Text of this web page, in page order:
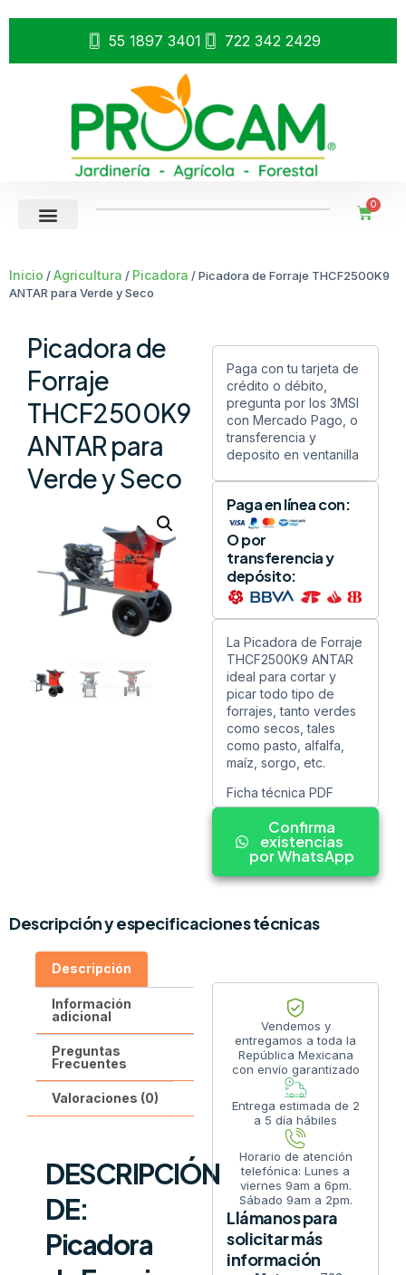
55 1897 3401 722 342 2429
0
Inicio /Agricultura / Picadora / Picadora de Forraje THCF2500K9
ANTAR para Verde y Seco
Picadora de
Forraje
THCF2500K9
ANTAR para
Verde y Seco
Paga con tu tarjeta de
crédito o débito,
pregunta por los 3MSI
con Mercado Pago, o
transferencia y
deposito en ventanilla
Paga en línea con:
O por
transferencia y
depósito:
La Picadora de Forraje
THCF2500K9 ANTAR
ideal para cortar y
picar todo tipo de
forrajes, tanto verdes
como secos, tales
como pasto, alfalfa,
maíz, sorgo, etc.
Ficha técnica PDF
Confirma
existencias
por WhatsApp
Descripción y especificaciones técnicas
Descripción
Información
adicional
Preguntas
Frecuentes
Valoraciones (0)
DESCRIPCIÓN
DE:
Picadora
Vendemos y
entregamos a toda la
República Mexicana
con envío garantizado
Entrega estimada de 2
a 5 día hábiles
Horario de atención
telefónica: Lunes a
viernes 9am a 6pm.
Sábado 9am a 2pm.
Llámanos para
solicitar más
información